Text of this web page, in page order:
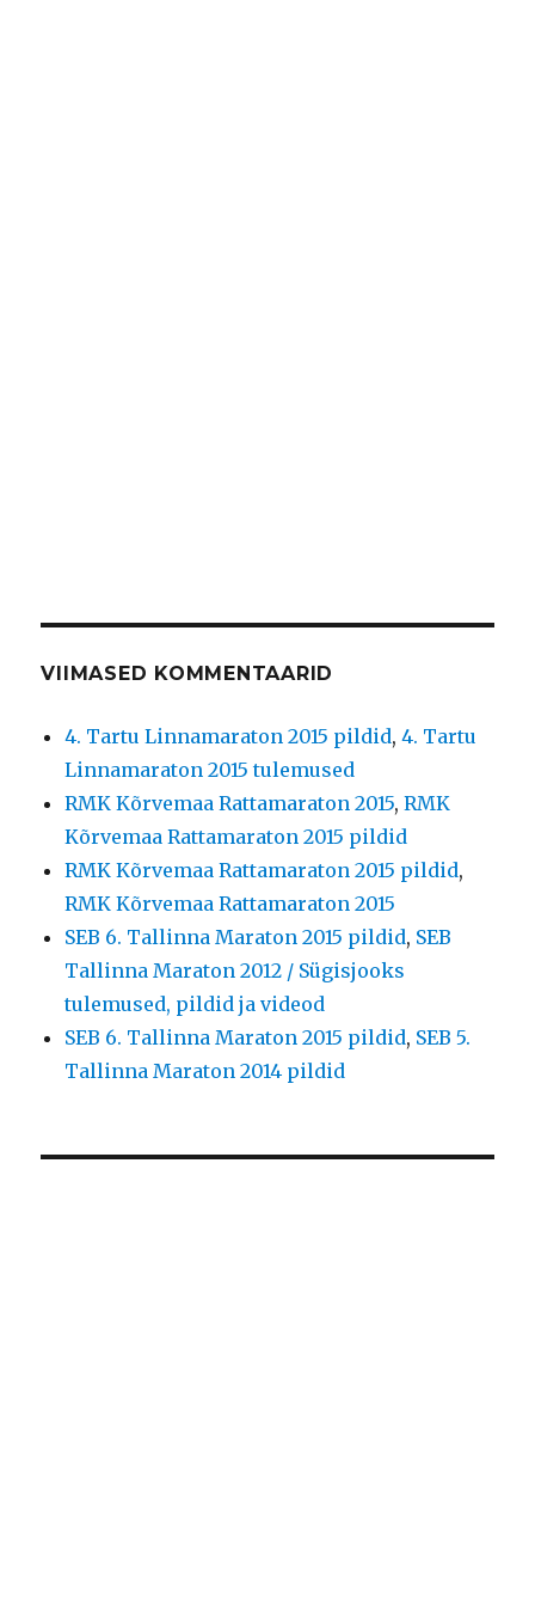
VIIMASED KOMMENTAARID
4. Tartu Linnamaraton 2015 pildid,4. Tartu
Linnamaraton 2015 tulemused
RMK Kõrvemaa Rattamaraton 2015,RMK
Kõrvemaa Rattamaraton 2015 pildid
RMK Kõrvemaa Rattamaraton 2015 pildid,
RMK Kõrvemaa Rattamaraton 2015
SEB 6. Tallinna Maraton 2015 pildid, SEB
Tallinna Maraton 2012 / Sügisjooks
tulemused, pildid ja videod
SEB 6. Tallinna Maraton 2015 pildid, SEB 5.
Tallinna Maraton 2014 pildid